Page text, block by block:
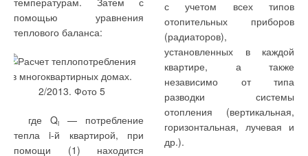
помощью уравнения
теплового баланса:
где Qi
— потребление
тепла i-й квартирой, при
помощи (1) находится
с учетом всех типов
отопительных приборов
(радиаторов),
установленных в каждой
квартире, а также
независимо от типа
разводки системы
отопления (вертикальная,
горизонтальная, лучевая и
др.).